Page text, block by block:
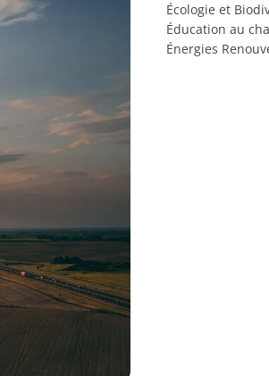
Écologie et
Éducation au
Énergies